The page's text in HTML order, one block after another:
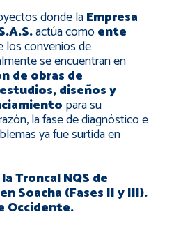
donde laEmpresa
actúa comoente
los convenios de
se encuentran en
de obras de
diseños y
para su
la fase de diagnóstico e
ya fue surtida en
Troncal NQS de
Soacha (Fases II y III).
Occidente.